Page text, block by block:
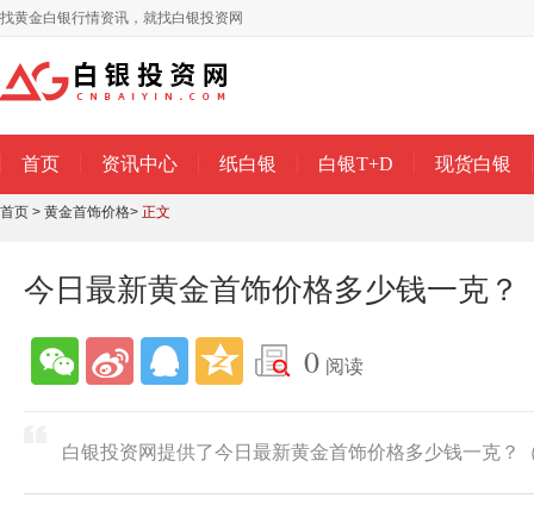
找黄金白银行情资讯，就找白银投资网
首页 资讯中心 纸白银 白银T+D 现货白银
首页 > 黄金首饰价格> 正文
今日最新黄金首饰价格多少钱一克？
0 阅读
白银投资网提供了今日最新黄金首饰价格多少钱一克？